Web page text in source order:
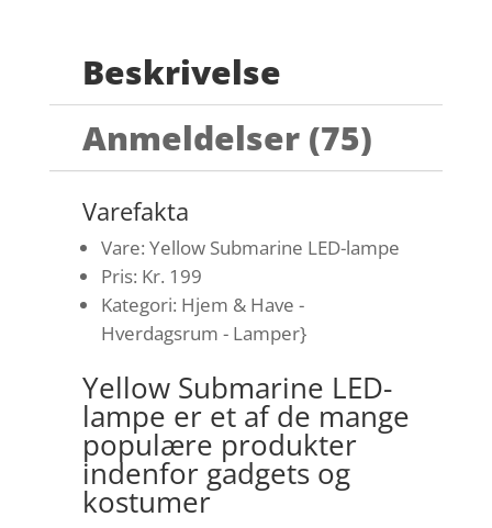
Beskrivelse
Anmeldelser (75)
Varefakta
Vare: Yellow Submarine LED-lampe
Pris: Kr. 199
Kategori: Hjem & Have -
Hverdagsrum - Lamper}
Yellow Submarine LED-
lampe er et af de mange
populære produkter
indenfor gadgets og
kostumer